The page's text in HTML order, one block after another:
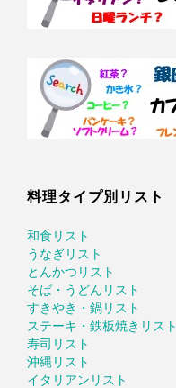
料理タイプ別リスト
和食リスト
うなぎリスト
とんかつリスト
そば・うどんリスト
すきやき・鍋リスト
ステーキ・鉄板焼きリスト
寿司リスト
沖縄リスト
イタリアンリスト